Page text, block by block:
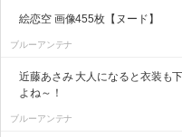
絵恋空 画像455枚【ヌード】
ブルーアンテナ
近藤あさみ 大人になると衣装も
よね～！
ブルーアンテナ